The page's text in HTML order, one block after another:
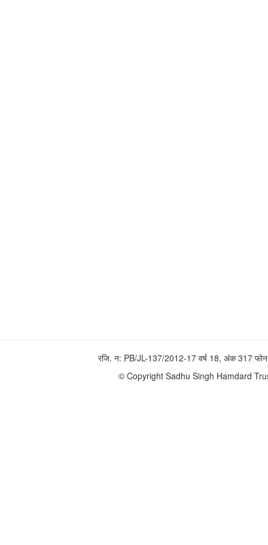
रजि. न: PB/JL-137/2012-17 वर्ष 18, अंक 317
© Copyright Sadhu Singh Hamdard